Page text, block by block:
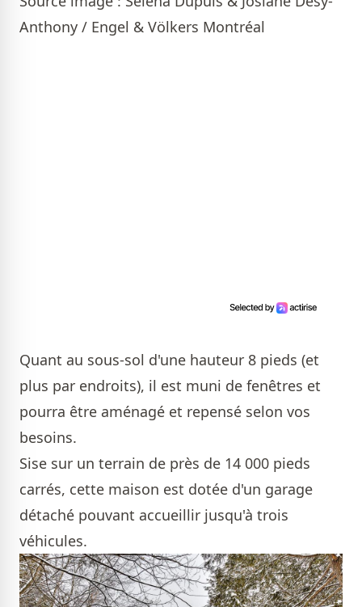
Anthony / Engel & Völkers Montréal
Quant au sous-sol d'une hauteur 8 pieds (et
plus par endroits), il est muni de fenêtres et
pourra être aménagé et repensé selon vos
besoins.
Sise sur un terrain de près de 14 000 pieds
carrés, cette maison est dotée d'un garage
détaché pouvant accueillir jusqu'à trois
véhicules.